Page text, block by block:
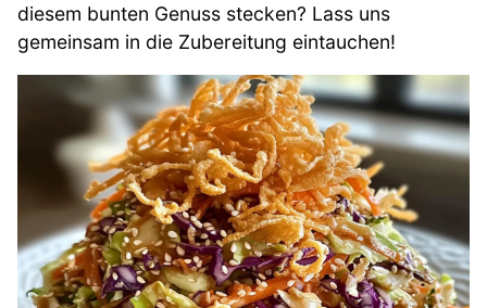
diesem bunten Genuss stecken? Lass uns
gemeinsam in die Zubereitung eintauchen!